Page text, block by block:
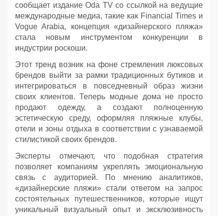
сообщает издание Oda TV со ссылкой на ведущие
международные медиа, такие как Financial Times и
Vogue Arabia, концепция «дизайнерского пляжа»
стала новым инструментом конкуренции в
индустрии роскоши.
Этот тренд возник на фоне стремления люксовых
брендов выйти за рамки традиционных бутиков и
интегрироваться в повседневный образ жизни
своих клиентов. Теперь модные дома не просто
продают одежду, а создают полноценную
эстетическую среду, оформляя пляжные клубы,
отели и зоны отдыха в соответствии с узнаваемой
стилистикой своих брендов.
Эксперты отмечают, что подобная стратегия
позволяет компаниям укреплять эмоциональную
связь с аудиторией. По мнению аналитиков,
«дизайнерские пляжи» стали ответом на запрос
состоятельных путешественников, которые ищут
уникальный визуальный опыт и эксклюзивность